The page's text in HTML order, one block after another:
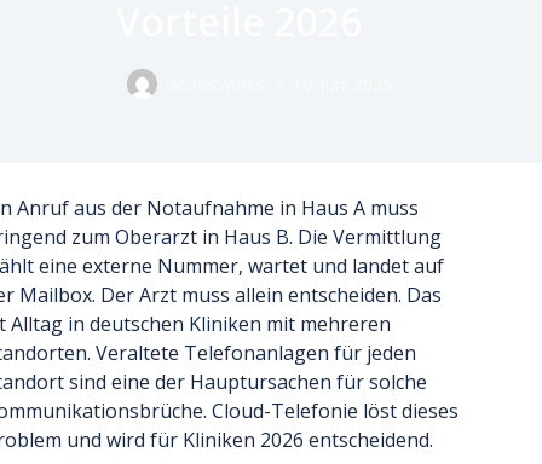
Anruf aus der Notaufnahme in Haus A muss
zum Oberarzt in Haus B. Die Vermittlung
eine externe Nummer, wartet und landet auf
Mailbox. Der Arzt muss allein entscheiden. Das
Alltag in deutschen Kliniken mit mehreren
Veraltete Telefonanlagen für jeden
sind eine der Hauptursachen für solche
Cloud-Telefonie löst dieses
und wird für Kliniken 2026 entscheidend.